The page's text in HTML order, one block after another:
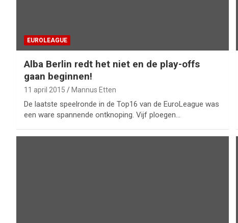
EUROLEAGUE
Alba Berlin redt het niet en de play-offs
gaan beginnen!
11 april 2015 Mannus Etten
De laatste speelronde in de Top16 van de EuroLeague was
een ware spannende ontknoping. Vijf ploegen…